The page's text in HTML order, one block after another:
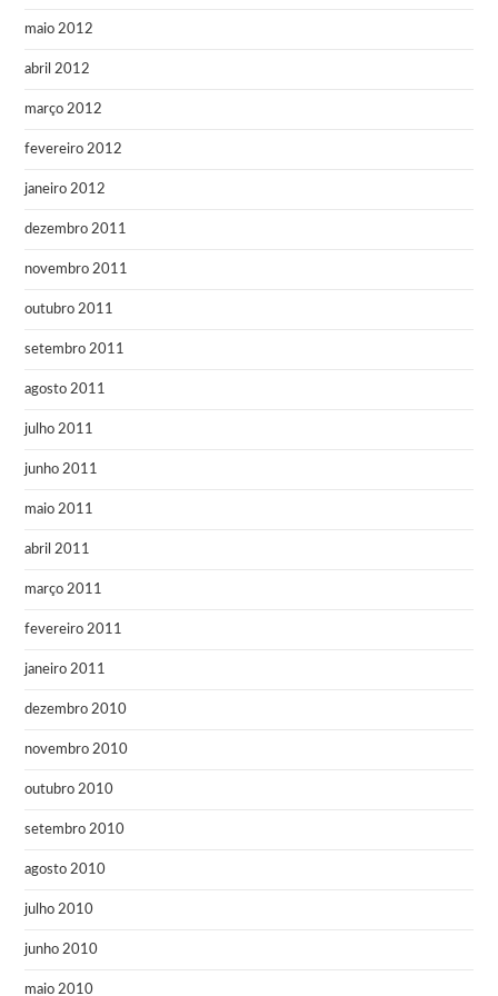
maio 2012
abril 2012
março 2012
fevereiro 2012
janeiro 2012
dezembro 2011
novembro 2011
outubro 2011
setembro 2011
agosto 2011
julho 2011
junho 2011
maio 2011
abril 2011
março 2011
fevereiro 2011
janeiro 2011
dezembro 2010
novembro 2010
outubro 2010
setembro 2010
agosto 2010
julho 2010
junho 2010
maio 2010